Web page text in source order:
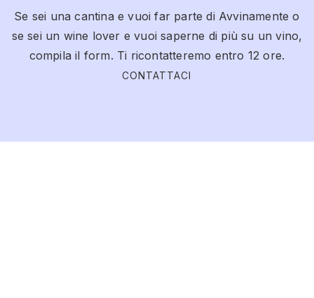
Se sei una cantina e vuoi far parte di Avvinamente o
se sei un wine lover e vuoi saperne di più su un vino,
compila il form. Ti ricontatteremo entro 12 ore.
CONTATTACI